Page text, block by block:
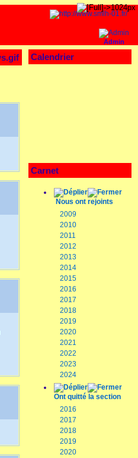
Admin
Calendrier
Carnet
Nous ont rejoints
2009
2010
2011
2012
2013
2014
2015
2016
2017
2018
2019
2020
2021
2022
2023
2024
Ont quitté la section
2016
2017
2018
2019
2020